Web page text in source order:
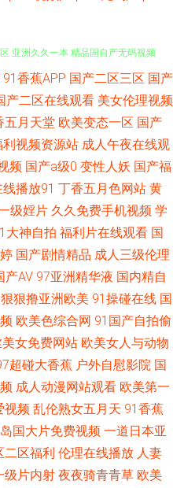
国产一卡二卡三卡 无码中文字幕懂
亚洲久久一本 精品国自产无码视频
先锋影院日韩精品av 狼人操超碰 97
站 91美女黑料在线网站 色五月14p
多野结衣91大神 新视觉影院尤物视
国产精品欧美在线网址 久草免费
片a不卡 91国产黑料 91熊猫视频TV
美成人色网 亚洲欧美视频视频 精品
内射P 欧美日韩黄页免费 AV视屏观
91香蕉APP 国产二区三区 国产
产二区在线观看 美女伦理视频
五月天堂 欧美变态一区 国产
利视频资源站 成人午夜在线观
频 国产a级0 变性人妖 国产福
播放91 丁香五月色网站 黄
级婬片 久久免费手机视频 学
大神自拍 福利片在线观看 国
国产剧情精品 成人三级伦理
产AV 97亚洲精华液 国内精自
狠狠撸亚洲欧美 91操碰在线 国
欧美色综合网 91国产自拍偷
美女免费网站 欧美女人与动物
超碰大香蕉 户外自慰影院 国
成人动漫网站观看 欧美第一
视频 乱伦熟女五月天 91香蕉
岛国大片免费视频 一道日本亚
二区福利 伦理在线播放 人妻
级片内射 夜夜骑青青草 欧美